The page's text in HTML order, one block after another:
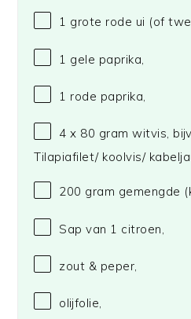
1 grote rode ui (of
1 gele paprika,
1 rode paprika,
4 x 80 gram witvis,
Tilapiafilet/ koolvis/
200 gram gemengde
Sap van 1 citroen,
zout & peper,
olijfolie,